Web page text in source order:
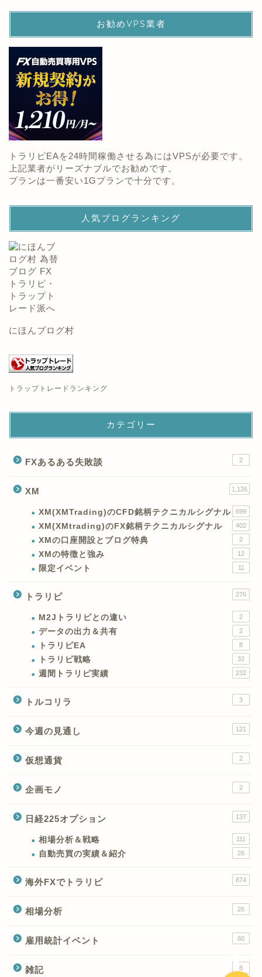
お勧めVPS業者
トラリピEAを24時間稼働させる為にはVPSが必要です。
上記業者がリーズナブルでお勧めです。
プランは一番安い1Gプランで十分です。
人気ブログランキング
にほんブログ村
トラップトレードランキング
カテゴリー
FXあるある失敗談 2
XM 1,126
XM(XMTrading)のCFD銘柄テクニカルシグナル 699
XM(XMtrading)のFX銘柄テクニカルシグナル 402
XMの口座開設とブログ特典 2
XMの特徴と強み 12
限定イベント 11
トラリピ 276
M2Jトラリピとの違い 2
データの出力＆共有 2
トラリピEA 8
トラリピ戦略 32
週間トラリピ実績 232
トルコリラ 3
今週の見通し 121
仮想通貨 2
企画モノ 2
日経225オプション 137
相場分析＆戦略 111
自動売買の実績＆紹介 26
海外FXでトラリピ 874
相場分析 26
雇用統計イベント 60
雑記 8